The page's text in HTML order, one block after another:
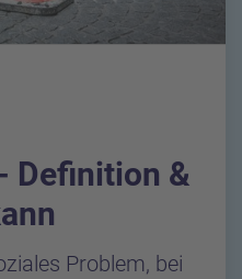
Definition &
Problem, bei